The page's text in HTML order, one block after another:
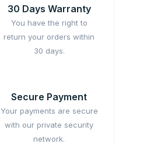
30 Days Warranty
You have the right to
return your orders within
30 days.
Secure Payment
Your payments are secure
with our private security
network.